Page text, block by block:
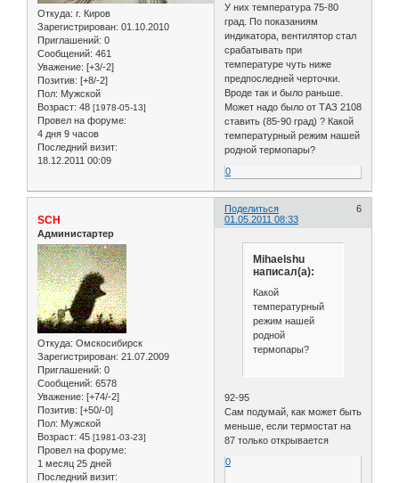
Откуда: г. Киров
Зарегистрирован: 01.10.2010
Приглашений: 0
Сообщений: 461
Уважение: [+3/-2]
Позитив: [+8/-2]
Пол: Мужской
Возраст: 48 [1978-05-13]
Провел на форуме:
4 дня 9 часов
Последний визит:
18.12.2011 00:09
У них температура 75-80
град. По показаниям
индикатора, вентилятор стал
срабатывать при
температуре чуть ниже
предпоследней черточки.
Вроде так и было раньше.
Может надо было от ТАЗ 2108
ставить (85-90 град) ? Какой
температурный режим нашей
родной термопары?
0
Поделиться
6
01.05.2011 08:33
SCH
Администартер
Откуда: Омскосибирск
Зарегистрирован: 21.07.2009
Приглашений: 0
Сообщений: 6578
Уважение: [+74/-2]
Позитив: [+50/-0]
Пол: Мужской
Возраст: 45 [1981-03-23]
Провел на форуме:
1 месяц 25 дней
Последний визит:
Mihaelshu
написал(а):
Какой
температурный
режим нашей
родной
термопары?
92-95
Сам подумай, как может быть
меньше, если термостат на
87 только открывается
0